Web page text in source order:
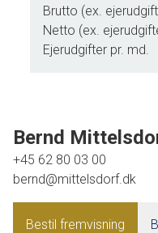
Brutto (ex.
Netto (ex.
Ejerudgifter pr. md.
Bernd
+45 62 80 03 00
bernd@mittelsdorf.dk
Bestil fremvisning